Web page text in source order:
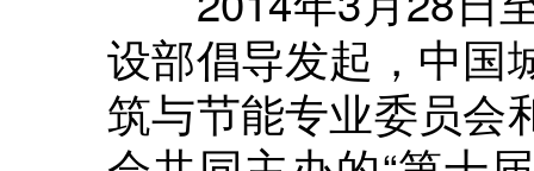
设部倡导发起，中国
筑与节能专业委员会